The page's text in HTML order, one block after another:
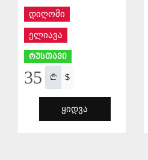
დიღომი
ელიავა
რუსთავი
35 $
ᲧᲘᲓᲕᲐ